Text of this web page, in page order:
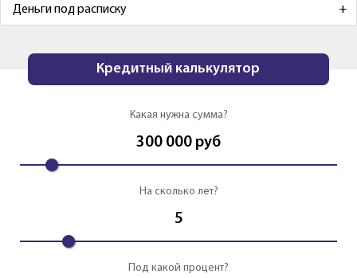
Деньги под расписку
Кредитный калькулятор
Какая нужна сумма?
300 000 руб
На сколько лет?
5
Под какой процент?